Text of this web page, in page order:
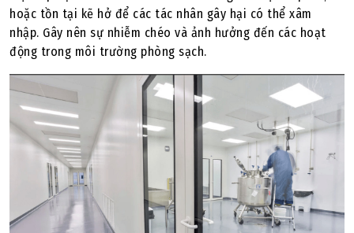
hoặc tồn tại kẽ hở để các tác nhân gây hại có thể xâm
nhập. Gây nên sự nhiễm chéo và ảnh hưởng đến các hoạt
động trong môi trường phòng sạch.